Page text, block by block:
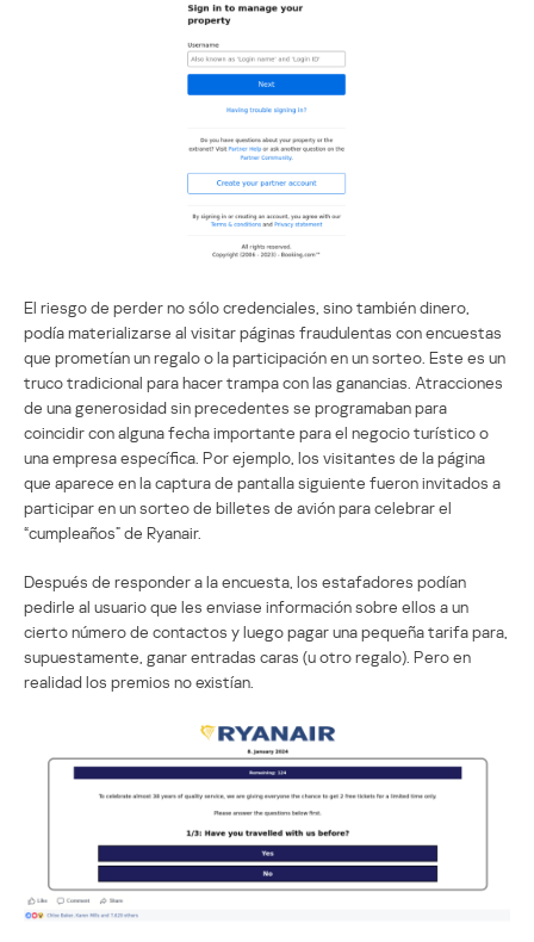
El riesgo de perder no sólo credenciales, sino también dinero,
podía materializarse al visitar páginas fraudulentas con encuestas
que prometían un regalo o la participación en un sorteo. Este es un
truco tradicional para hacer trampa con las ganancias. Atracciones
de una generosidad sin precedentes se programaban para
coincidir con alguna fecha importante para el negocio turístico o
una empresa específica. Por ejemplo, los visitantes de la página
que aparece en la captura de pantalla siguiente fueron invitados a
participar en un sorteo de billetes de avión para celebrar el
“cumpleaños” de Ryanair.
Después de responder a la encuesta, los estafadores podían
pedirle al usuario que les enviase información sobre ellos a un
cierto número de contactos y luego pagar una pequeña tarifa para,
supuestamente, ganar entradas caras (u otro regalo). Pero en
realidad los premios no existían.